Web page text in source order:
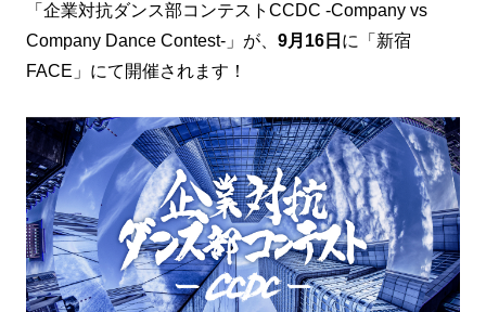
「企業対抗ダンス部コンテストCCDC -Company vs
Company Dance Contest-」が、 9月16日 に「新宿
FACE」にて開催されます！